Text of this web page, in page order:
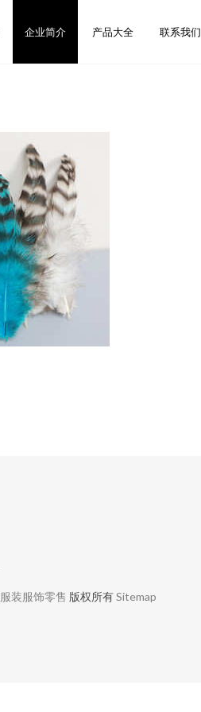
企业简介 产品大全 联系我们
服装服饰零售 版权所有Sitemap